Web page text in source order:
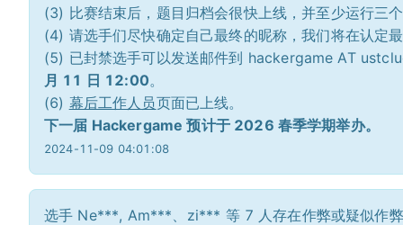
(3) 比赛结束后，题目归档会很快上线，并至少运行三
(4) 请选手们尽快确定自己最终的昵称，我们将在认定
(5) 已封禁选手可以发送邮件到 hackergame AT
月 11 日 12:00。
(6) 幕后工作人员页面已上线。
下一届 Hackergame 预计于 2026 春季学期举办。
2024-11-09 04:01:08
选手 Ne***, Am***、zi*** 等 7 人存在作弊或疑似作弊